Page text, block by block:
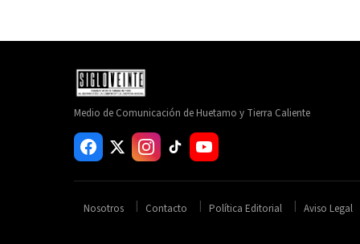
Medio de Comunicación de Huetamo y Tierra Caliente
Nosotros Contacto Política Editorial Aviso Legal